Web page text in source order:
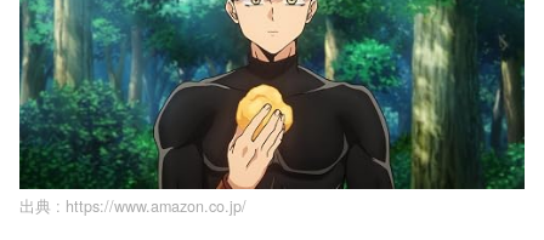
出典 : https://www.amazon.co.jp/